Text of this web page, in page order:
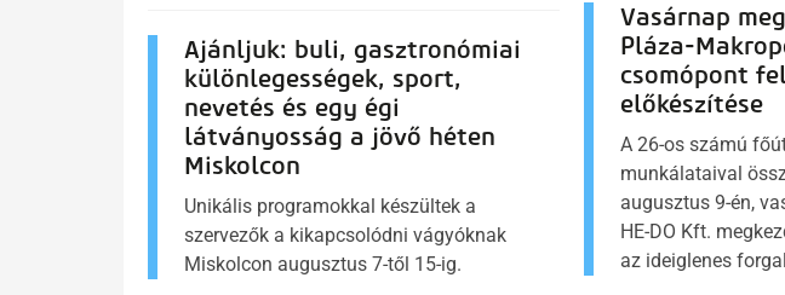
Ajánljuk: buli, gasztronómiai
különlegességek, sport,
nevetés és egy égi
látványosság a jövő héten
Miskolcon
Unikális programokkal készültek a
szervezők a kikapcsolódni vágyóknak
Miskolcon augusztus 7-től 15-ig.
Vasárnap
Pláza-
csomópont
előkészítése
A 26-os számú
munkálataival
augusztus 9-én,
HE-DO Kft.
az ideiglenes